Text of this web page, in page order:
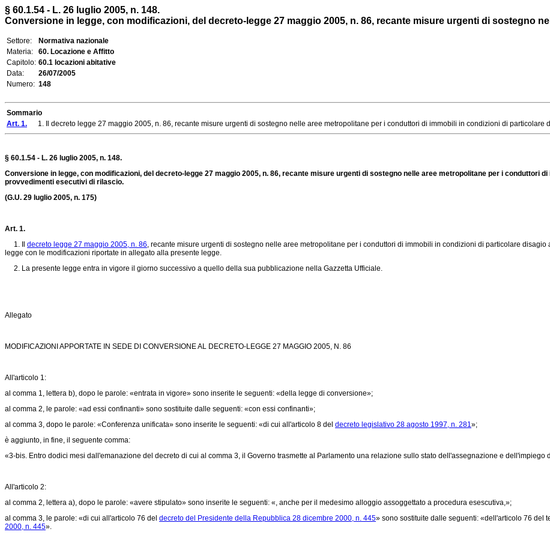
§ 60.1.54 - L. 26 luglio 2005, n. 148.
Conversione in legge, con modificazioni, del decreto-legge 27 maggio 2005, n. 86, recante misure urgenti di sostegno
Settore:
Normativa nazionale
Materia:
60. Locazione e Affitto
Capitolo: 60.1 locazioni abitative
Data:
26/07/2005
Numero: 148
Sommario
Art. 1. 1. Il decreto legge 27 maggio 2005, n. 86, recante misure urgenti di sostegno nelle aree metropolitane per i conduttori di immobili in condizioni di particolare
§ 60.1.54 - L. 26 luglio 2005, n. 148.
Conversione in legge, con modificazioni, del decreto-legge 27 maggio 2005, n. 86, recante misure urgenti di sostegno nelle aree metropolitane per i conduttori
provvedimenti esecutivi di rilascio.
(G.U. 29 luglio 2005, n. 175)
Art. 1.
1. Il decreto legge 27 maggio 2005, n. 86, recante misure urgenti di sostegno nelle aree metropolitane per i conduttori di immobili in condizioni di particolare
legge con le modificazioni riportate in allegato alla presente legge.
2. La presente legge entra in vigore il giorno successivo a quello della sua pubblicazione nella Gazzetta Ufficiale.
Allegato
MODIFICAZIONI APPORTATE IN SEDE DI CONVERSIONE AL DECRETO-LEGGE 27 MAGGIO 2005, N. 86
All'articolo 1:
al comma 1, lettera b), dopo le parole: «entrata in vigore» sono inserite le seguenti: «della legge di conversione»;
al comma 2, le parole: «ad essi confinanti» sono sostituite dalle seguenti: «con essi confinanti»;
al comma 3, dopo le parole: «Conferenza unificata» sono inserite le seguenti: «di cui all'articolo 8 del decreto legislativo 28 agosto 1997, n. 281»;
è aggiunto, in fine, il seguente comma:
«3-bis. Entro dodici mesi dall'emanazione del decreto di cui al comma 3, il Governo trasmette al Parlamento una relazione sullo stato dell'assegnazione e dell'impiego
All'articolo 2:
al comma 2, lettera a), dopo le parole: «avere stipulato» sono inserite le seguenti: «, anche per il medesimo alloggio assoggettato a procedura esescutiva,»;
al comma 3, le parole: «di cui all'articolo 76 del decreto del Presidente della Repubblica 28 dicembre 2000, n. 445» sono sostituite dalle seguenti: «dell'articolo 76 del
2000, n. 445».